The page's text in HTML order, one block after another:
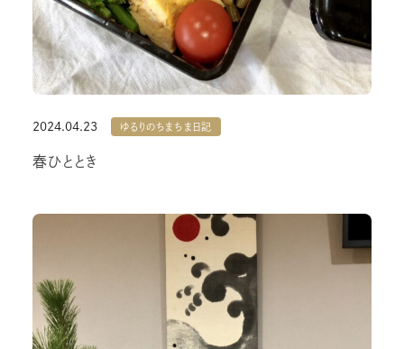
2024.04.23 ゆるりのちまちま日記
春ひととき